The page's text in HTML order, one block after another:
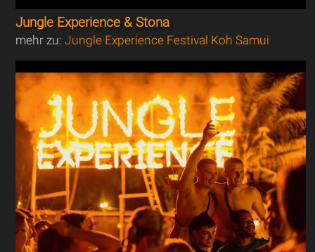
Jungle Experience & Stona
mehr zu:Jungle Experience Festival Koh Samui